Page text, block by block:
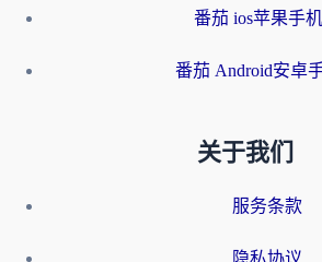
番茄 ios苹果手
番茄 Android安卓
关于我们
服务条款
隐私协议